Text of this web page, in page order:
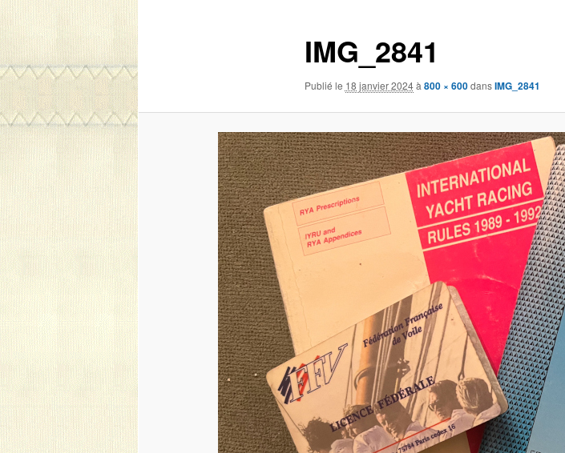
IMG_2841
Publié le 18 janvier 2024à 800 × 600dansIMG_2841